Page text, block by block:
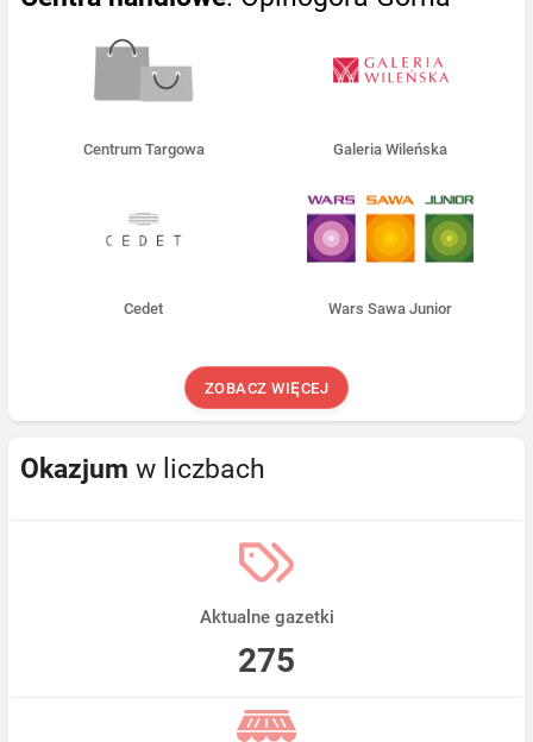
Centrum Targowa Galeria Wileńska
Cedet Wars Sawa Junior
ZOBACZ WIĘCEJ
Okazjum w liczbach
Aktualne gazetki
275